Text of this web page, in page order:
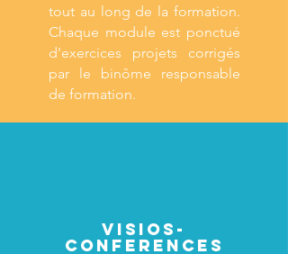
tout au long de la formation.
Chaque module est ponctué
d'exercices projets corrigés
par le binôme responsable
de formation.
Visios-
conferences